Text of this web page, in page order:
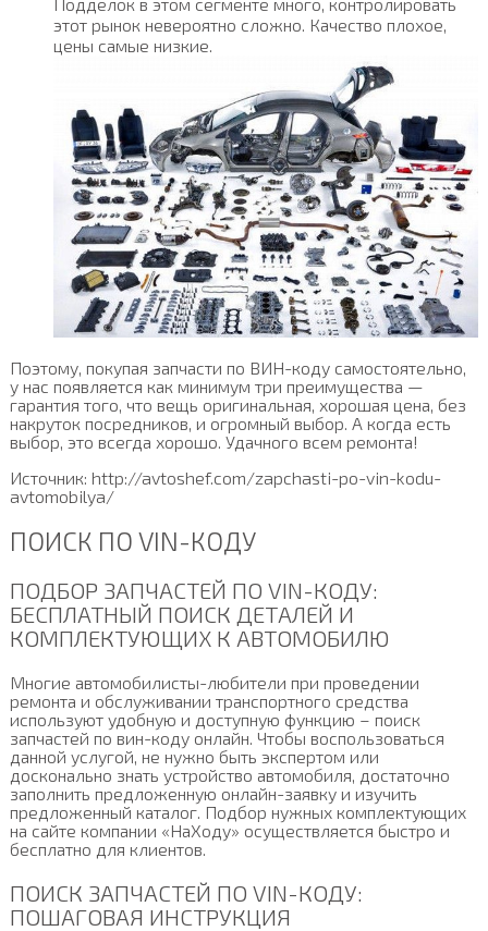
этот рынок невероятно сложно. Качество плохое,
цены самые низкие.
Поэтому, покупая запчасти по ВИН-коду самостоятельно,
у нас появляется как минимум три преимущества —
гарантия того, что вещь оригинальная, хорошая цена, без
накруток посредников, и огромный выбор. А когда есть
выбор, это всегда хорошо. Удачного всем ремонта!
Источник: http://avtoshef.com/zapchasti-po-vin-kodu-
avtomobilya/
ПОИСК ПО VIN-КОДУ
ПОДБОР ЗАПЧАСТЕЙ ПО VIN-КОДУ:
БЕСПЛАТНЫЙ ПОИСК ДЕТАЛЕЙ И
КОМПЛЕКТУЮЩИХ К АВТОМОБИЛЮ
Многие автомобилисты-любители при проведении
ремонта и обслуживании транспортного средства
используют удобную и доступную функцию – поиск
запчастей по вин-коду онлайн. Чтобы воспользоваться
данной услугой, не нужно быть экспертом или
досконально знать устройство автомобиля, достаточно
заполнить предложенную онлайн-заявку и изучить
предложенный каталог. Подбор нужных комплектующих
на сайте компании «НаХоду» осуществляется быстро и
бесплатно для клиентов.
ПОИСК ЗАПЧАСТЕЙ ПО VIN-КОДУ:
ПОШАГОВАЯ ИНСТРУКЦИЯ